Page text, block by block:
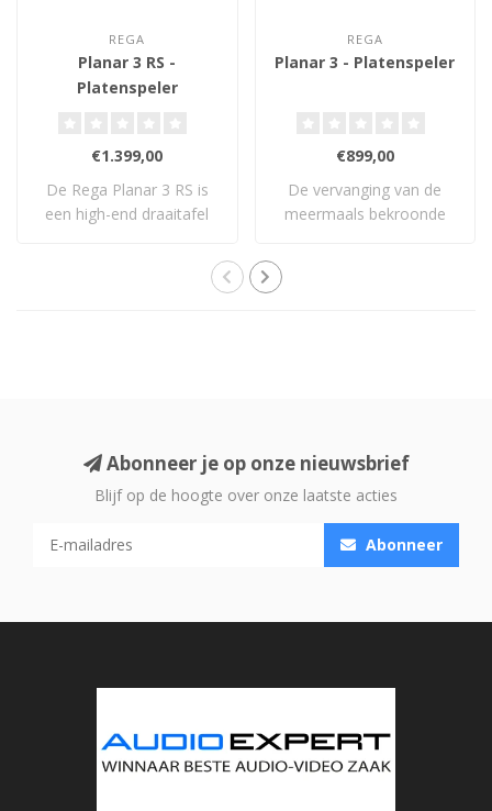
REGA
Planar 3 RS -
Platenspeler
€1.399,00
De Rega Planar 3 RS is
een high-end draaitafel
REGA
Planar 3 - Platenspeler
€899,00
De vervanging van de
meermaals bekroonde
Abonneer je op onze nieuwsbrief
Blijf op de hoogte over onze laatste acties
Abonneer